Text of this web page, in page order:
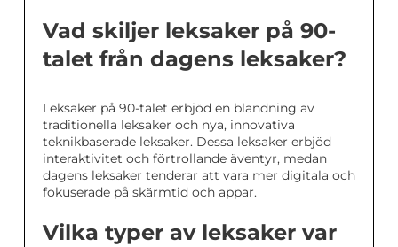
Vad skiljer leksaker på 90-
talet från dagens leksaker?
Leksaker på 90-talet erbjöd en blandning av
traditionella leksaker och nya, innovativa
teknikbaserade leksaker. Dessa leksaker erbjöd
interaktivitet och förtrollande äventyr, medan
dagens leksaker tenderar att vara mer digitala och
fokuserade på skärmtid och appar.
Vilka typer av leksaker var